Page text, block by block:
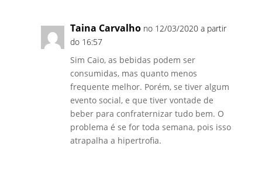
Taina Carvalho no 12/03/2020 a partir
do 16:57
Sim Caio, as bebidas podem ser
consumidas, mas quanto menos
frequente melhor. Porém, se tiver algum
evento social, e que tiver vontade de
beber para confraternizar tudo bem. O
problema é se for toda semana, pois isso
atrapalha a hipertrofia.